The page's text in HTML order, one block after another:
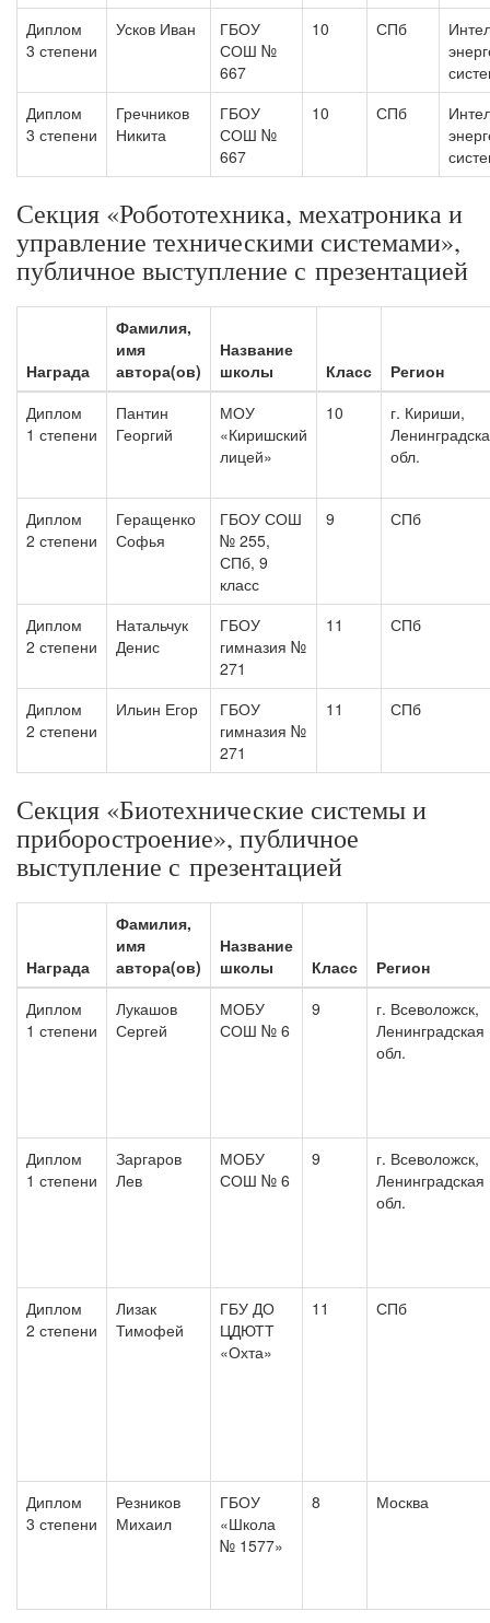
Диплом
3 степени
Усков Иван
ГБОУ
СОШ №
667
10 СПб
Диплом
3 степени
Гречников
Никита
ГБОУ
СОШ №
667
10 СПб
Секция «Робототехника, мехатроника и
управление техническими системами»,
публичное выступление с презентацией
Награда
Фамилия,
имя
автора(ов)
Название
школы
Класс
Регион
Диплом
1 степени
Пантин
Георгий
МОУ
«Киришский
лицей»
10
г. Кириши,
обл.
Диплом
2 степени
Геращенко
Софья
ГБОУ СОШ
№ 255,
СПб, 9
класс
9 СПб
Диплом
2 степени
Натальчук
Денис
ГБОУ
гимназия №
271
11 СПб
Диплом
2 степени
Ильин Егор
ГБОУ
гимназия №
271
11 СПб
Секция «Биотехнические системы и
приборостроение», публичное
выступление с презентацией
Награда
Фамилия,
имя
автора(ов)
Название
школы
Класс
Регион
Диплом
1 степени
Лукашов
Сергей
МОБУ
СОШ № 6
9
г. Всеволожск,
Ленинградская
обл.
Диплом
1 степени
Заргаров
Лев
МОБУ
СОШ № 6
9
г. Всеволожск,
Ленинградская
обл.
Диплом
2 степени
Лизак
Тимофей
ГБУ ДО
ЦДЮТТ
«Охта»
11 СПб
Диплом
3 степени
Резников
Михаил
ГБОУ
«Школа
№ 1577»
8 Москва